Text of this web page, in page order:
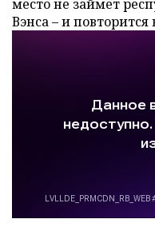
место не займет
Вэнса – и повторится